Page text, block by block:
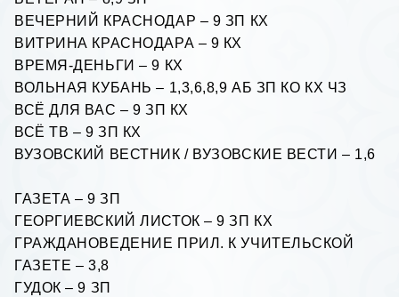
ВЕЧЕРНИЙ КРАСНОДАР – 9 ЗП КХ
ВИТРИНА КРАСНОДАРА – 9 КХ
ВРЕМЯ-ДЕНЬГИ – 9 КХ
ВОЛЬНАЯ КУБАНЬ – 1,3,6,8,9 АБ ЗП КО КХ ЧЗ
ВСЁ ДЛЯ ВАС – 9 ЗП КХ
ВСЁ ТВ – 9 ЗП КХ
ВУЗОВСКИЙ ВЕСТНИК / ВУЗОВСКИЕ ВЕСТИ – 1,6
ГАЗЕТА – 9 ЗП
ГЕОРГИЕВСКИЙ ЛИСТОК – 9 ЗП КХ
ГРАЖДАНОВЕДЕНИЕ ПРИЛ. К УЧИТЕЛЬСКОЙ
ГАЗЕТЕ – 3,8
ГУДОК – 9 ЗП